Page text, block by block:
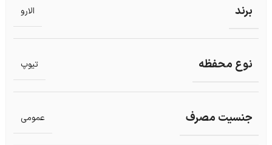
برند الارو
نوع محفظه تیوپ
جنسیت مصرف عمومی